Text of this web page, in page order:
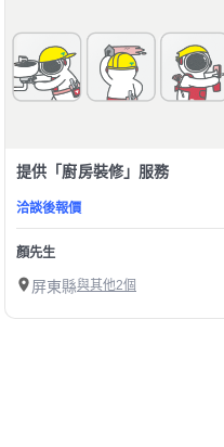
提供「廚房裝修」服務
洽談後報價
顏先生
屏東縣與其他2個